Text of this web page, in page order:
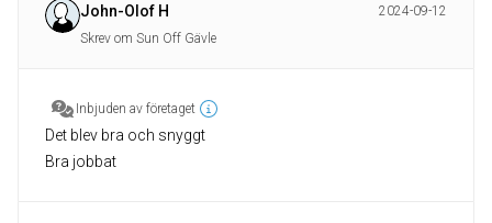
John-Olof H
2024-09-12
Skrev om Sun Off Gävle
Inbjuden av företaget
Det blev bra och snyggt
Bra jobbat